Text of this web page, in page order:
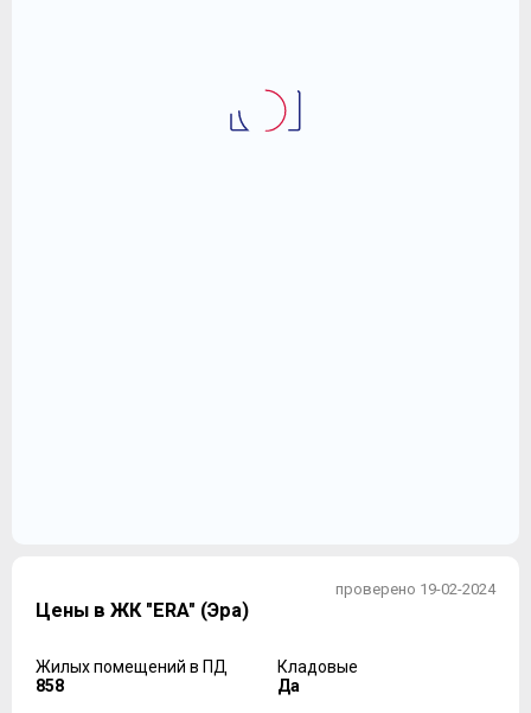
проверено 19-02-2024
Цены в ЖК "ERA" (Эра)
Жилых помещений в ПД
858
Кладовые
Да